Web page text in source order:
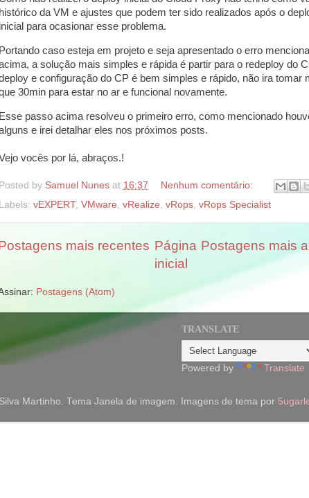
histórico da VM e ajustes que podem ter sido realizados após o
inicial para ocasionar esse problema.
Portando caso esteja em projeto e seja apresentado o erro
a solução mais simples e rápida é partir para o redeploy do
e configuração do CP é bem simples e rápido, não ira tomar
30min para estar no ar e funcional novamente.
Esse passo acima resolveu o primeiro erro, como mencionado
e irei detalhar eles nos próximos posts.
vocês por lá, abraços.!
Posted by Samuel Nunes at 16:37
Nenhum comentário:
Labels: vEXPERT, VMware, vRealize, vRops, vRops Specialist
mais recentes Postagens mais
Página
inicial
Postagens (Atom)
TRANSLATE
Powered by Translate
Martinho. Tema Janela de imagem. Imagens de tema por